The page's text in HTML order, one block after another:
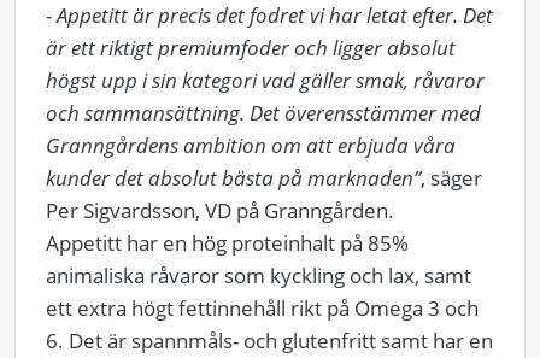
-Appetitt är precis det fodret vi har letat efter. Det
är ett riktigt premiumfoder och ligger absolut
högst upp i sin kategori vad gäller smak, råvaror
och sammansättning. Det överensstämmer med
Granngårdens ambition om att erbjuda våra
kunder det absolut bästa på marknaden”, säger
Per Sigvardsson, VD på Granngården.
Appetitt har en hög proteinhalt på 85%
animaliska råvaror som kyckling och lax, samt
ett extra högt fettinnehåll rikt på Omega 3 och
6. Det är spannmåls- och glutenfritt samt har en